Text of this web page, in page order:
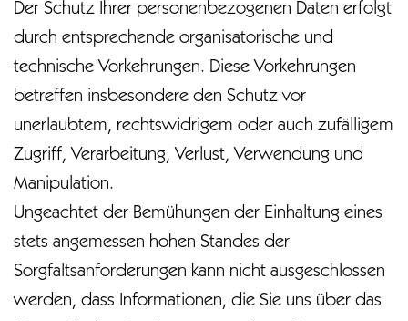
Der Schutz Ihrer personenbezogenen Daten erfolgt
durch entsprechende organisatorische und
technische Vorkehrungen. Diese Vorkehrungen
betreffen insbesondere den Schutz vor
unerlaubtem, rechtswidrigem oder auch zufälligem
Zugriff, Verarbeitung, Verlust, Verwendung und
Manipulation.
Ungeachtet der Bemühungen der Einhaltung eines
stets angemessen hohen Standes der
Sorgfaltsanforderungen kann nicht ausgeschlossen
werden, dass Informationen, die Sie uns über das